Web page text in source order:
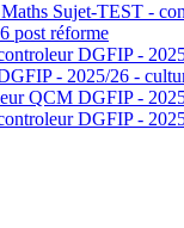
Sujet-TEST -
post réforme
DGFIP -
- 2025/26 -
QCM DGFIP -
DGFIP -